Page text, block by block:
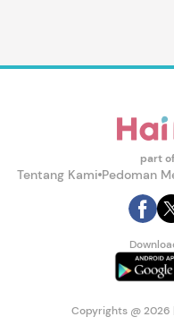
part of
Tentang Kami Pedoman
Copyrights @ 2026